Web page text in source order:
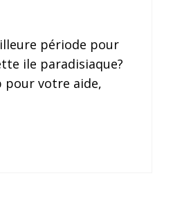
période pour
ile paradisiaque?
pour votre aide,